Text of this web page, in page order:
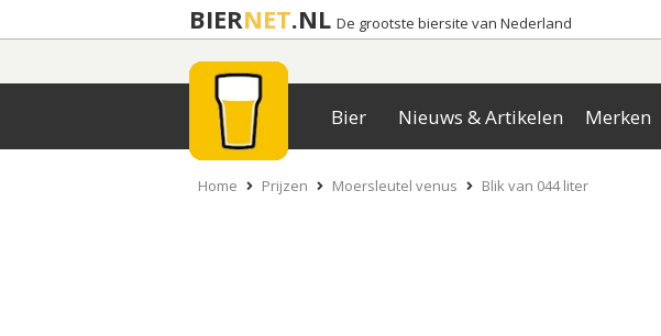
BIERNET.NL De grootste biersite van Nederland
Bier Nieuws & Artikelen Merken
Home Prijzen Moersleutel venus Blik van 044 liter